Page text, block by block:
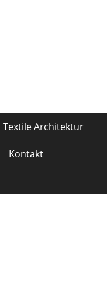
Textile Architektur
Kontakt